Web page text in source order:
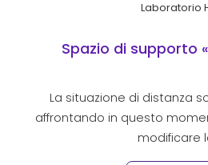
Laboratorio
Spazio di supporto
La situazione di distanza
affrontando in questo
modificare